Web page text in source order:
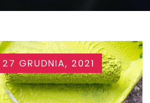
27 GRUDNIA, 2021